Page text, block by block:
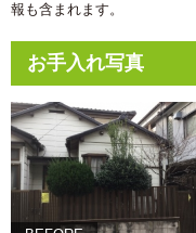
報も含まれます。
お手入れ写真